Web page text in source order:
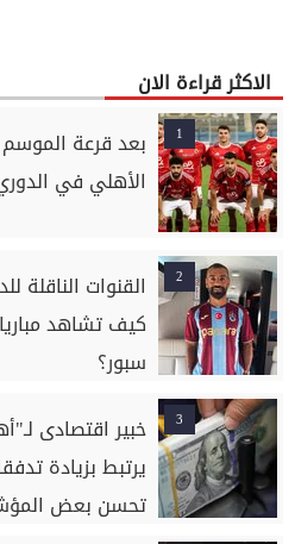
الاكثر قراءة الان
1
بعد قرعة الموسم
الأهلي في الدوري
2
كيف تشاهد
سبور؟
3
خبير اقتصادى
يرتبط بزيادة
تحسن بعض